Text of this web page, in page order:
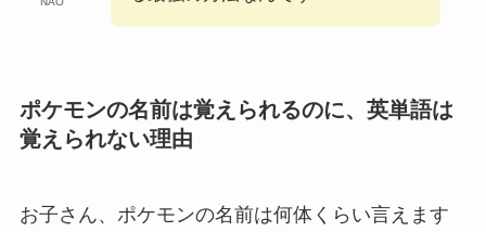
ポケモンの名前は覚えられるのに、英単語は
覚えられない理由
お子さん、ポケモンの名前は何体くらい言えます